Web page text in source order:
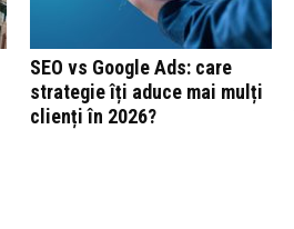
SEO vs Google Ads: care
strategie îți aduce mai mulți
clienți în 2026?